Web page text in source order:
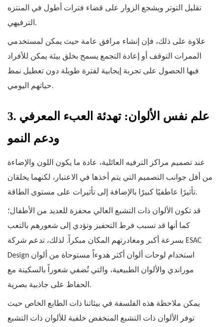
تقليل التوتر ويشجع الزوار على قضاء فترات أطول في المنتزه
الترفيهي.
علاوة على ذلك، فإن إنشاء مرافق عامة حيث يمكن لمستخدمي
الممرات التوقف أو إعادة التجمع يسمح بخلق بيئة يمكن للأفراد
فيها الحصول على تجربة إيجابية لفترة طويلة دون تعطيل نمط
حياتهم اليومي.
3. علم نفس الألوان: تهدئة العبء المعرفي
ودعم النمو
عند تصميم مراكز الترفيه العائلية، عادة ما يكون اللون والإضاءة
من أقل جوانب التصميم التي يتم أخذها في الاعتبار، لكنهما يخلقان
تأثيرًا عاطفيًا كبيرًا بالإضافة إلى تأثيرات على مستوى الطاقة.
قد تكون الألوان ذات التشبع العالي محفزة للعديد من الأطفال؛
كما أنها قد تسبب فرط التحفيز وتؤدي إلى شعورهم بالتعب
بسرعة أكبر ومغادرتهم المكان مبكراً. لذلك، تدعم شركة ESAC
Design استخدام لوحات ألوان أكثر هدوءاً مستوحاة من ألوان
موراندي والألوان الطبيعية، والتي تُضفي شعوراً بالسكينة مع
الحفاظ على جاذبية بصرية.
يمكن ملاحظة هذه الفلسفة في بيئاتنا ذات الطابع الخاص حيث
توفر الألوان ذات التشبع المنخفض خلفية للألوان ذات التشبع